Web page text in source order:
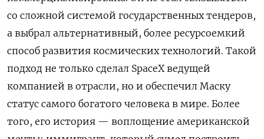
со сложной системой государственных тендеров,
а выбрал альтернативный, более ресурсоемкий
способ развития космических технологий. Такой
подход не только сделал SpaceX ведущей
компанией в отрасли, но и обеспечил Маску
статус самого богатого человека в мире. Более
того, его история — воплощение американской